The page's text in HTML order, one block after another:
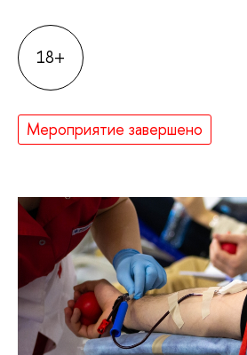
18+
Мероприятие завершено